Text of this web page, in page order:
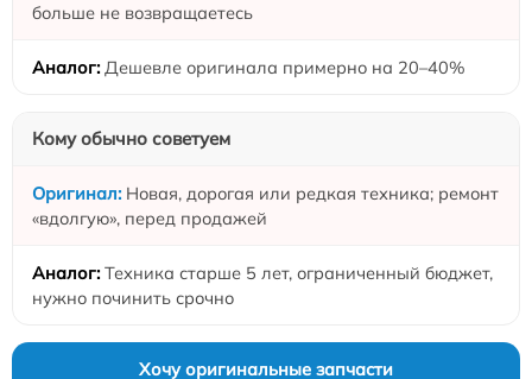
больше не возвращаетесь
Дешевле оригинала примерно на 20–40%
Кому обычно советуем
Новая, дорогая или редкая техника; ремонт
«вдолгую», перед продажей
Техника старше 5 лет, ограниченный бюджет,
нужно починить срочно
Хочу оригинальные запчасти